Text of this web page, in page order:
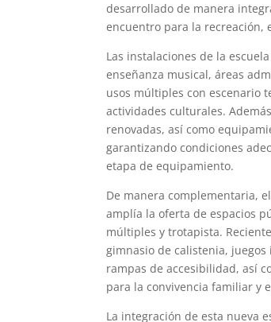
desarrollado de manera
encuentro para la recreación,
Las instalaciones de la
enseñanza musical, áreas
usos múltiples con escenario
actividades culturales.
renovadas, así como
garantizando condiciones
etapa de equipamiento.
De manera complementaria,
amplía la oferta de espacios
múltiples y trotapista.
gimnasio de calistenia,
rampas de accesibilidad, así
para la convivencia familiar y
La integración de esta nueva